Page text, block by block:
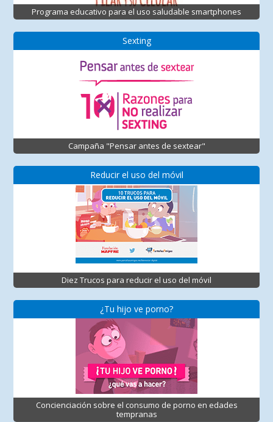
Programa educativo para el uso saludable smartphones
Sexting
Campaña "Pensar antes de sextear"
Reducir el uso del móvil
Diez Trucos para reducir el uso del móvil
¿Tu hijo ve porno?
Concienciación sobre el consumo de porno en edades
tempranas